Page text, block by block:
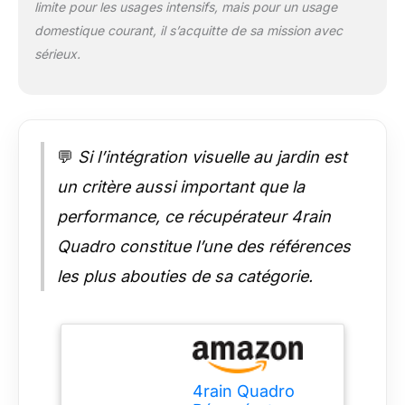
et respectueux de
l'environnement : le
vous pouvez non
seulement
ressources
précieuses, mais
activement à
remplissage facile :
avec une ouverture
de couvercle de 18
limite pour les usages intensifs, mais pour un usage
domestique courant, il s’acquitte de sa mission avec
sérieux.
💬 Si l’intégration visuelle au jardin est
un critère aussi important que la
performance, ce récupérateur 4rain
Quadro constitue l’une des références
les plus abouties de sa catégorie.
4rain Quadro